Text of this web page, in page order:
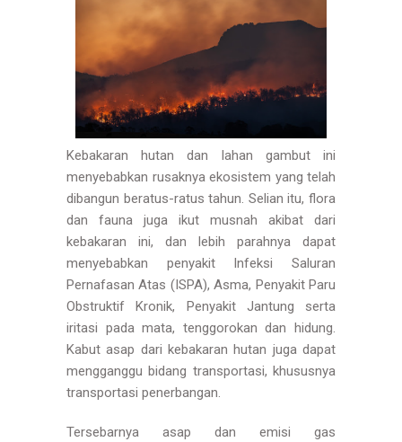
Kebakaran hutan dan lahan gambut ini
menyebabkan rusaknya ekosistem yang telah
dibangun beratus-ratus tahun. Selian itu, flora
dan fauna juga ikut musnah akibat dari
kebakaran ini, dan lebih parahnya dapat
menyebabkan penyakit Infeksi Saluran
Pernafasan Atas (ISPA), Asma, Penyakit Paru
Obstruktif Kronik, Penyakit Jantung serta
iritasi pada mata, tenggorokan dan hidung.
Kabut asap dari kebakaran hutan juga dapat
mengganggu bidang transportasi, khususnya
transportasi penerbangan.
Tersebarnya asap dan emisi gas